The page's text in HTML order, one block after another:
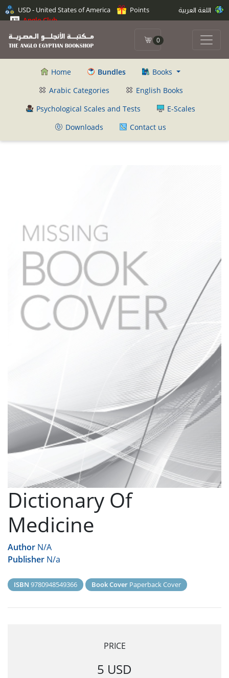
USD - United States of America
Points
Anglo Club
0
Home Bundles
Books
Arabic Categories
English Books
Psychological Scales and Tests
E-Scales
Downloads
Contact us
Dictionary Of
Medicine
Author N/A
Publisher N/a
ISBN 9780948549366 Book Cover Paperback Cover
PRICE
5 USD